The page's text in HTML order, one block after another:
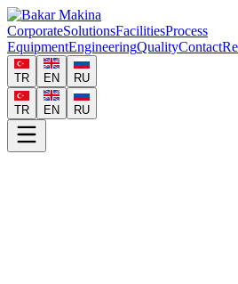
CorporateSolutionsFacilitiesProcess
EquipmentEngineeringQualityContact
TR EN RU
TR EN RU